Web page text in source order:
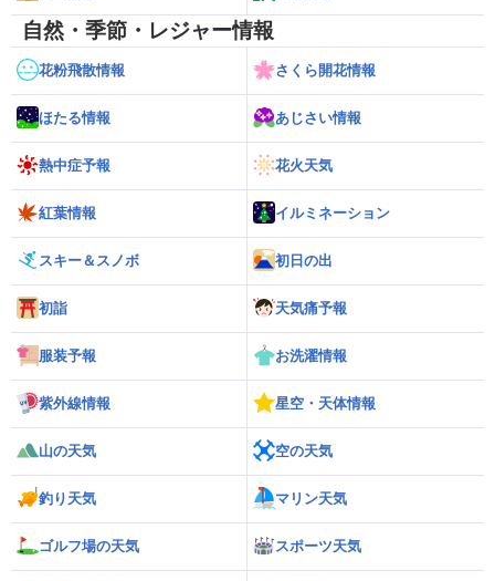
自然・季節・レジャー情報
花粉飛散情報 さくら開花情報
ほたる情報 あじさい情報
熱中症予報 花火天気
紅葉情報 イルミネーション
スキー＆スノボ 初日の出
初詣 天気痛予報
服装予報 お洗濯情報
紫外線情報 星空・天体情報
山の天気 空の天気
釣り天気 マリン天気
ゴルフ場の天気 スポーツ天気